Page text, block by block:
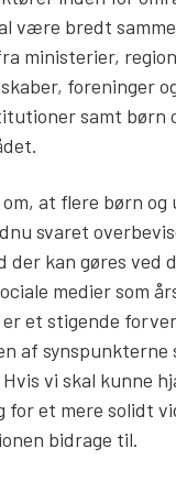
være bredt
ministerier,
foreninger
samt børn
at flere børn og
svaret
der kan gøres ved
medier som
et stigende
af synspunkterne
vi skal kunne
for et mere solidt
bidrage til.